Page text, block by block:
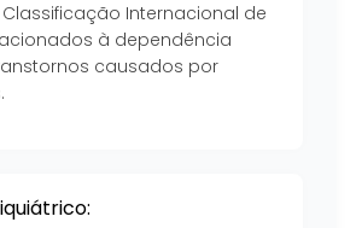
Internacional de
à dependência
causados por